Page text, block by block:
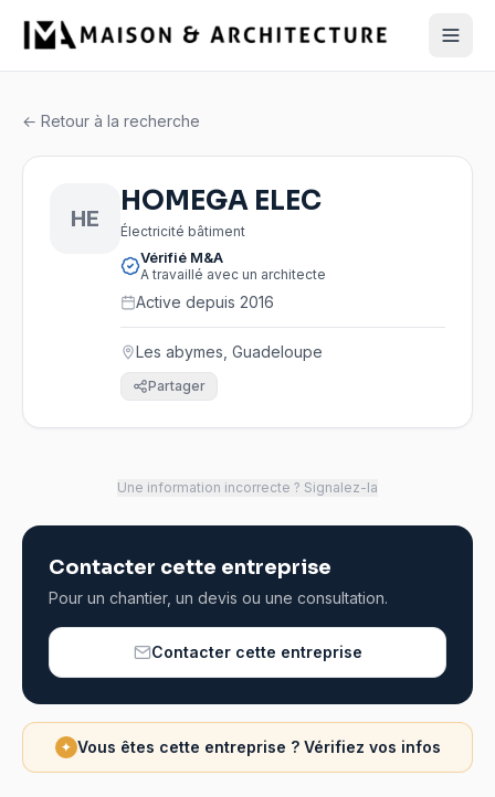
← Retour à la recherche
HE
HOMEGA ELEC
Électricité bâtiment
Vérifié M&A
A travaillé avec un architecte
Active depuis 2016
Les abymes, Guadeloupe
Partager
Une information incorrecte ? Signalez-la
Contacter cette entreprise
Pour un chantier, un devis ou une consultation.
Contacter cette entreprise
✦ Vous êtes cette entreprise ? Vérifiez vos infos